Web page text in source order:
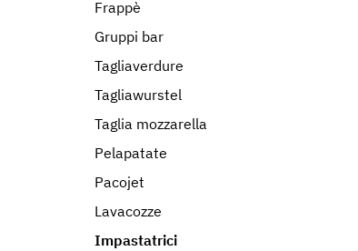
Frappè
Gruppi bar
Tagliaverdure
Tagliawurstel
Taglia mozzarella
Pelapatate
Pacojet
Lavacozze
Impastatrici